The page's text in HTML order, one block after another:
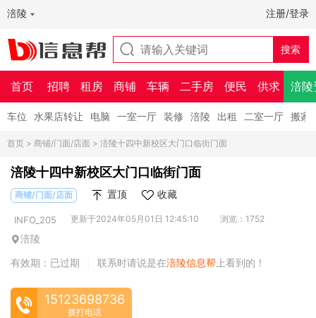
涪陵 注册/登录
首页 招聘 租房 商铺 车辆 二手房 便民 供求 涪陵
车位 水果店转让 电脑 一室一厅 装修 涪陵 出租 二室一厅 搬家
首页 > 商铺/门面/店面 > 涪陵十四中新校区大门口临街门面
涪陵十四中新校区大门口临街门面
商铺/门面/店面 置顶 收藏
INFO_205 更新于2024年05月01日 12:45:10 浏览：1752
涪陵
有效期：已过期
联系时请说是在涪陵信息帮 上看到的！
15123698736
拨打电话